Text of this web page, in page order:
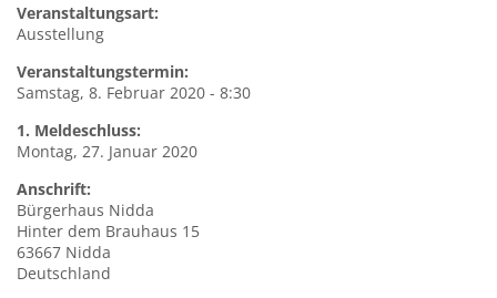
Veranstaltungsart:
Ausstellung
Veranstaltungstermin:
Samstag, 8. Februar 2020 - 8:30
1. Meldeschluss:
Montag, 27. Januar 2020
Anschrift:
Bürgerhaus Nidda
Hinter dem Brauhaus 15
63667 Nidda
Deutschland